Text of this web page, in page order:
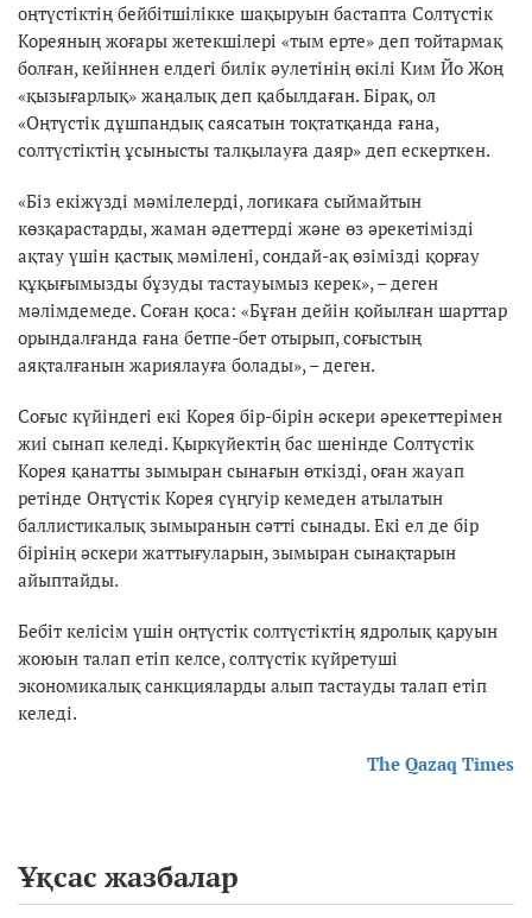
оңтүстіктің бейбітшілікке шақыруын бастапта Солтүстік
Кореяның жоғары жетекшілері «тым ерте» деп тойтармақ
болған, кейіннен елдегі билік әулетінің өкілі Ким Йо Жоң
«қызығарлық» жаңалық деп қабылдаған. Бірақ, ол
«Оңтүстік дұшпандық саясатын тоқтатқанда ғана,
солтүстіктің ұсынысты талқылауға даяр» деп ескерткен.
«Біз екіжүзді мәмілелерді, логикаға сыймайтын
көзқарастарды, жаман әдеттерді және өз әрекетімізді
ақтау үшін қастық мәмілені, сондай-ақ өзімізді қорғау
құқығымызды бұзуды тастауымыз керек», – деген
мәлімдемеде. Соған қоса: «Бұған дейін қойылған шарттар
орындалғанда ғана бетпе-бет отырып, соғыстың
аяқталғанын жариялауға болады», – деген.
Соғыс күйіндегі екі Корея бір-бірін әскери әрекеттерімен
жиі сынап келеді. Қыркүйектің бас шенінде Солтүстік
Корея қанатты зымыран сынағын өткізді, оған жауап
ретінде Оңтүстік Корея сүңгуір кемеден атылатын
баллистикалық зымыранын сәтті сынады. Екі ел де бір
бірінің әскери жаттығуларын, зымыран сынақтарын
айыптайды.
Бебіт келісім үшін оңтүстік солтүстіктің ядролық қаруын
жоюын талап етіп келсе, солтүстік күйретуші
экономикалық санкцияларды алып тастауды талап етіп
келеді.
The Qazaq Times
Ұқсас жазбалар